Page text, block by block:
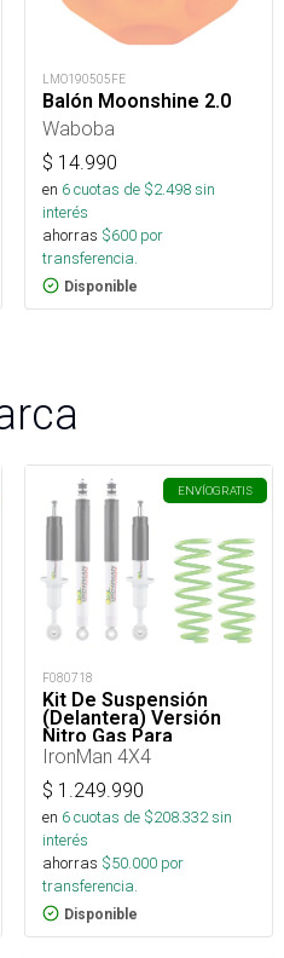
LMO190505FE
Balón Moonshine 2.0
Waboba
$ 14.990
en 6cuotas de $2.498sin
interés
ahorras $600 por
transferencia.
Disponible
ENVÍOGRATIS
F080718
Kit De Suspensión
(Delantera) Versión
Nitro Gas Para
Mitsubishi New L200
IronMan 4X4
$ 1.249.990
en 6cuotas de $208.332sin
interés
ahorras $50.000 por
transferencia.
Disponible